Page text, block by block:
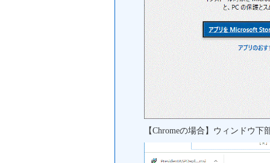
【Chromeの場合】ウィンドウ